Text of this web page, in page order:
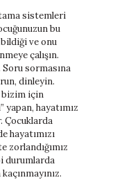
sistemleri
bu
ve onu
çalışın.
sormasına
dinleyin.
bizim için
yapan, hayatımız
Çocuklarda
hayatımızı
zorlandığımız
durumlarda